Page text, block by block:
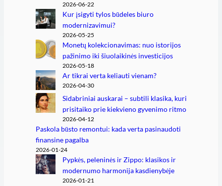
2026-06-22
Kur įsigyti tylos būdeles biuro
modernizavimui?
2026-05-25
Monetų kolekcionavimas: nuo istorijos
pažinimo iki šiuolaikinės investicijos
2026-05-18
Ar tikrai verta keliauti vienam?
2026-04-30
Sidabriniai auskarai – subtili klasika, kuri
prisitaiko prie kiekvieno gyvenimo ritmo
2026-04-12
Paskola būsto remontui: kada verta pasinaudoti
finansine pagalba
2026-01-24
Pypkės, peleninės ir Zippo: klasikos ir
modernumo harmonija kasdienybėje
2026-01-21